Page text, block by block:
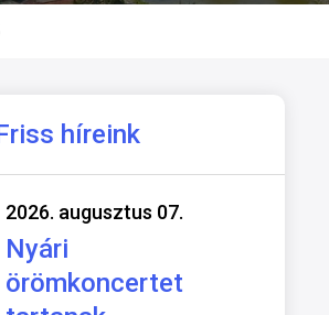
híreink
2026. augusztus 07.
Nyári
örömkoncertet